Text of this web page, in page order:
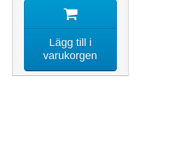
Lägg till i
varukorgen